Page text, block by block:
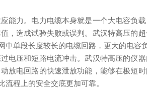
能力。电力电缆本身就是一个大电容负
，造成试验失败或误判。武汉特高压的
单段长度较长的电缆回路，更大的电容
压和短路电流冲击。武汉特高压的仪
放电回路的快速泄放功能，能够在极短
程上的安全交底更加可靠。